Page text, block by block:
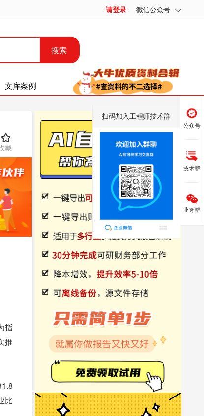
请登录 微信公众号
搜索
文库案例
藏
指
推
比
公众号
技术群
扫码加入工程师技术群
业务群